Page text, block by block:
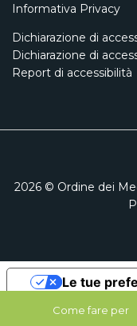
Come fare per
Informativa Privacy
Dichiarazione di
Dichiarazione di
Report di accessibilità
2026© Ordine dei
Informativa sulla
Le tue